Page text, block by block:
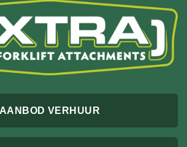
AANBOD VERHUUR